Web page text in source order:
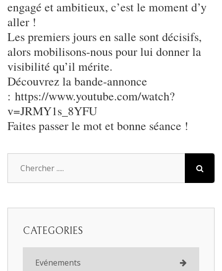
engagé et ambitieux, c’est le moment d’y
aller !
Les premiers jours en salle sont décisifs,
alors mobilisons-nous pour lui donner la
visibilité qu’il mérite.
Découvrez la bande-annonce
: https://www.youtube.com/watch?
v=JRMY1s_8YFU
Faites passer le mot et bonne séance !
CATEGORIES
Evénements